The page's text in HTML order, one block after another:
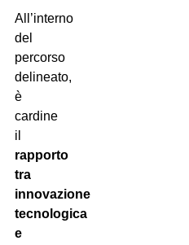
All’interno
del
percorso
delineato,
è
cardine
il
rapporto
tra
innovazione
tecnologica
e